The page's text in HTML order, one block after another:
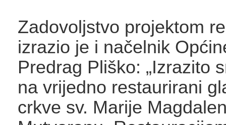
Zadovoljstvo projektom
izrazio je i načelnik
Predrag Pliško: „Izrazito
na vrijedno restaurirani
crkve sv. Marije